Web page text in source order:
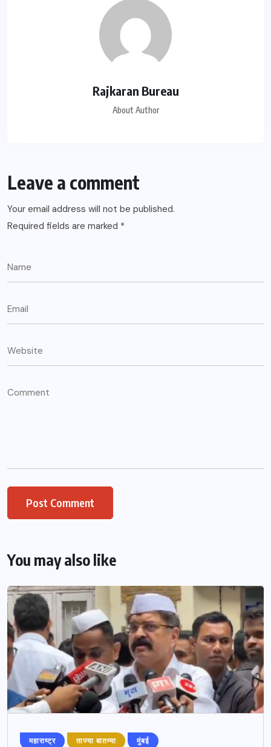
Rajkaran Bureau
About Author
Leave a comment
Your email address will not be published.
Required fields are marked *
You may also like
महाराष्ट्र ताज्या बातम्या मुंबई